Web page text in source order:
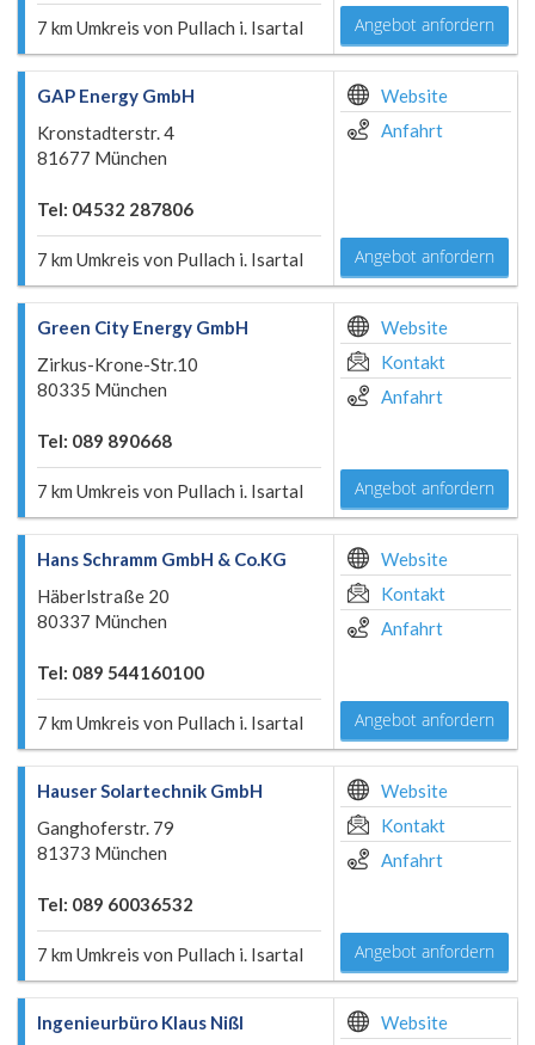
7 km Umkreis von Pullach i. Isartal Angebot anfordern
GAP Energy GmbH
Kronstadterstr. 4
81677 München
Tel: 04532 287806
7 km Umkreis von Pullach i. Isartal
Website
Anfahrt
Angebot anfordern
Green City Energy GmbH
Zirkus-Krone-Str.10
80335 München
Tel: 089 890668
7 km Umkreis von Pullach i. Isartal
Website
Kontakt
Anfahrt
Angebot anfordern
Hans Schramm GmbH & Co.KG
Häberlstraße 20
80337 München
Tel: 089 544160100
7 km Umkreis von Pullach i. Isartal
Website
Kontakt
Anfahrt
Angebot anfordern
Hauser Solartechnik GmbH
Ganghoferstr. 79
81373 München
Tel: 089 60036532
7 km Umkreis von Pullach i. Isartal
Website
Kontakt
Anfahrt
Angebot anfordern
Ingenieurbüro Klaus Nißl
Website